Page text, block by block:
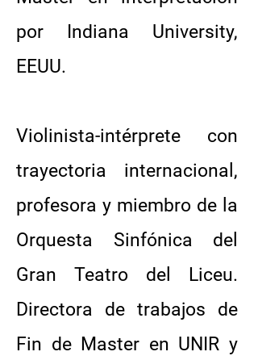
por Indiana University,
EEUU.
Violinista-intérprete con
trayectoria internacional,
profesora y miembro de la
Orquesta Sinfónica del
Gran Teatro del Liceu.
Directora de trabajos de
Fin de Master en UNIR y